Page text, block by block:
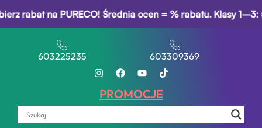
na PURECO! Średnia ocen = % rabatu. Klasy 1–3:
603225235 603309369
PROMOCJE